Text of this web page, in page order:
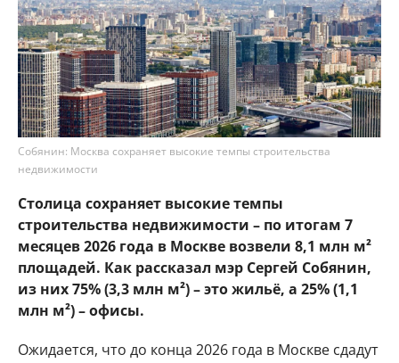
Собянин: Москва сохраняет высокие темпы строительства
недвижимости
Столица сохраняет высокие темпы
строительства недвижимости – по итогам 7
месяцев 2026 года в Москве возвели 8,1 млн м²
площадей. Как рассказал мэр Сергей Собянин,
из них 75% (3,3 млн м²) – это жильё, а 25% (1,1
млн м²) – офисы.
Ожидается, что до конца 2026 года в Москве сдадут